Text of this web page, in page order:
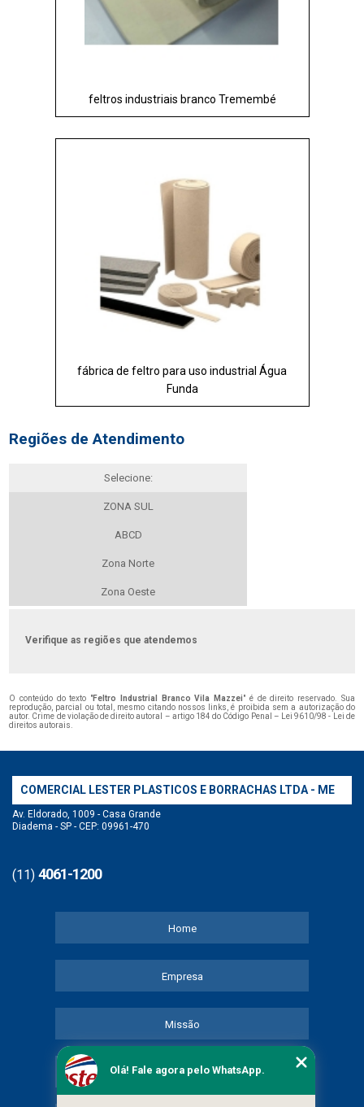
feltros industriais branco Tremembé
fábrica de feltro para uso industrial Água
Funda
Regiões de Atendimento
Selecione:
ZONA SUL
ABCD
Zona Norte
Zona Oeste
Verifique as regiões que atendemos
O conteúdo do texto "Feltro Industrial Branco Vila Mazzei" é de direito reservado. Sua
reprodução, parcial ou total, mesmo citando nossos links, é proibida sem a autorização do
autor. Crime de violação de direito autoral – artigo 184 do Código Penal –
Lei 9610/98 - Lei de
direitos autorais
COMERCIAL LESTER PLASTICOS E BORRACHAS LTDA - ME
Av. Eldorado, 1009 - Casa Grande
Diadema - SP - CEP: 09961-470
(11) 4061-1200
Home
Empresa
Missão
Serviços
Olá! Fale agora pelo WhatsApp.